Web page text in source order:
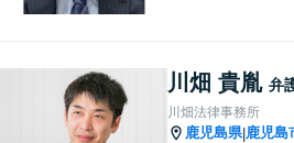
いく解決になるよ
尽力いたします。
多数！】
川畑 貴胤 弁
川畑法律事務所
鹿児島県|鹿児島